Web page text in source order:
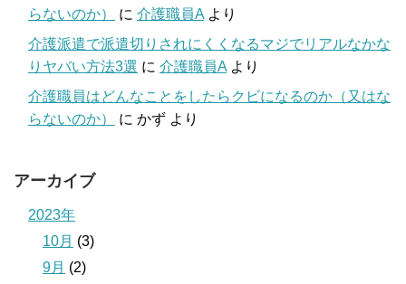
らないのか）
に 介護職員A より
介護派遣で派遣切りされにくくなるマジでリアルなかな
りヤバい方法3選 に 介護職員A より
介護職員はどんなことをしたらクビになるのか（又はな
らないのか）
に かず より
アーカイブ
2023年
10月 (3)
9月 (2)